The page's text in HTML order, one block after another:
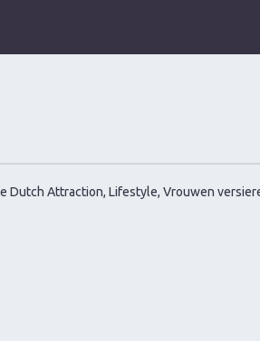
Dutch Attraction, Lifestyle, Vrouwen